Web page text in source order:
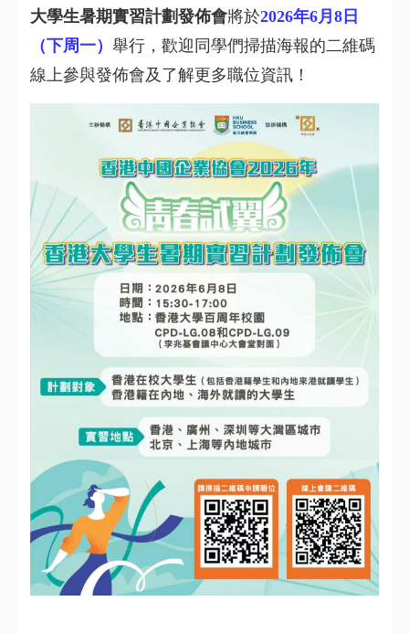
大學生暑期實習計劃發佈會將於2026年6月8日
（下周一） 舉行，歡迎同學們掃描海報的二維碼
線上參與發佈會及了解更多職位資訊！